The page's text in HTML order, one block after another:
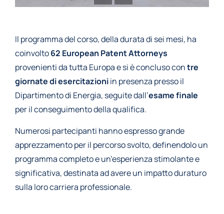
Il programma del corso, della durata di sei mesi, ha
coinvolto62 European Patent Attorneys
provenienti da tutta Europa e si è concluso contre
giornate di esercitazioniin presenza presso il
Dipartimento di Energia, seguite dall’esame finale
per il conseguimento della qualifica.
Numerosi partecipanti hanno espresso grande
apprezzamento per il percorso svolto, definendolo un
programma completo e un’esperienza stimolante e
significativa, destinata ad avere un impatto duraturo
sulla loro carriera professionale.